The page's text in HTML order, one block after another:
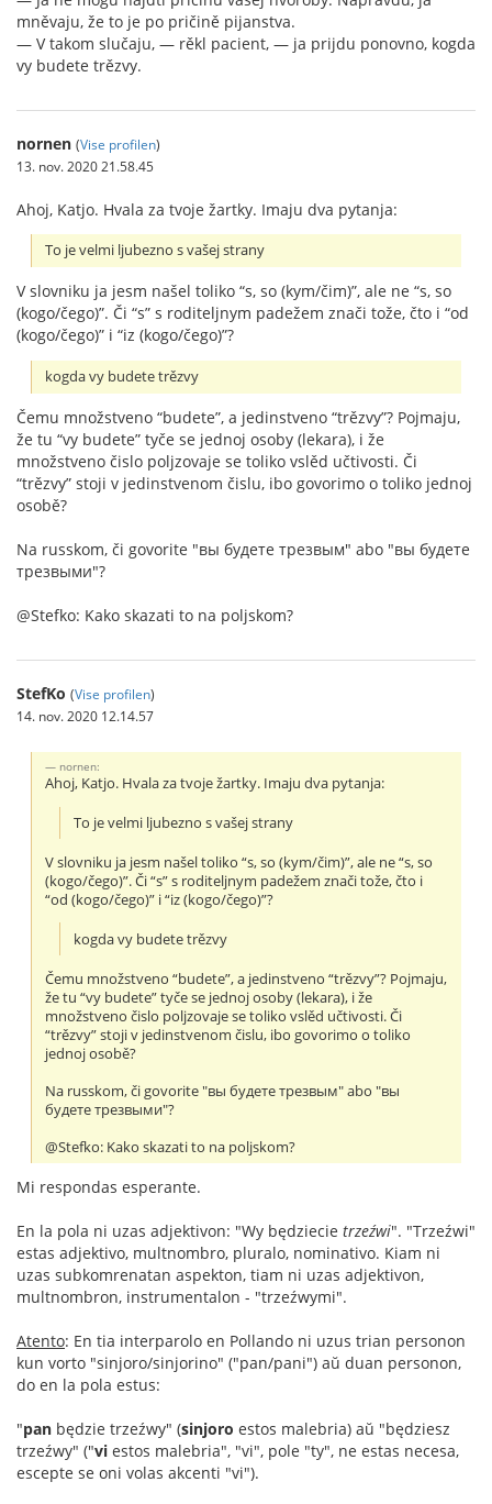
mněvaju, že to je po pričině pijanstva.
— V takom slučaju, — rěkl pacient, — ja prijdu ponovno, kogda
vy budete trězvy.
nornen (Vise profilen)
13. nov. 2020 21.58.45
Ahoj, Katjo. Hvala za tvoje žartky. Imaju dva pytanja:
To je velmi ljubezno s vašej strany
V slovniku ja jesm našel toliko “s, so (kym/čim)”, ale ne “s, so
(kogo/čego)”. Či “s” s roditeljnym padežem znači tože, čto i “od
(kogo/čego)” i “iz (kogo/čego)”?
kogda vy budete trězvy
Čemu množstveno “budete”, a jedinstveno “trězvy”? Pojmaju,
že tu “vy budete” tyče se jednoj osoby (lekara), i že
množstveno čislo poljzovaje se toliko vslěd učtivosti. Či
“trězvy” stoji v jedinstvenom čislu, ibo govorimo o toliko jednoj
osobě?
Na russkom, či govorite "вы будете трезвым" abo "вы будете
трезвыми"?
@Stefko: Kako skazati to na poljskom?
StefKo (Vise profilen)
14. nov. 2020 12.14.57
nornen:
Ahoj, Katjo. Hvala za tvoje žartky. Imaju dva pytanja:
To je velmi ljubezno s vašej strany
V slovniku ja jesm našel toliko “s, so (kym/čim)”, ale ne “s, so
(kogo/čego)”. Či “s” s roditeljnym padežem znači tože, čto i
“od (kogo/čego)” i “iz (kogo/čego)”?
kogda vy budete trězvy
Čemu množstveno “budete”, a jedinstveno “trězvy”? Pojmaju,
že tu “vy budete” tyče se jednoj osoby (lekara), i že
množstveno čislo poljzovaje se toliko vslěd učtivosti. Či
“trězvy” stoji v jedinstvenom čislu, ibo govorimo o toliko
jednoj osobě?
Na russkom, či govorite "вы будете трезвым" abo "вы
будете трезвыми"?
@Stefko: Kako skazati to na poljskom?
Mi respondas esperante.
En la pola ni uzas adjektivon: "Wy będziecie trzeźwi". "Trzeźwi"
estas adjektivo, multnombro, pluralo, nominativo. Kiam ni
uzas subkomrenatan aspekton, tiam ni uzas adjektivon,
multnombron, instrumentalon - "trzeźwymi".
Atento: En tia interparolo en Pollando ni uzus trian personon
kun vorto "sinjoro/sinjorino" ("pan/pani") aŭ duan personon,
do en la pola estus:
"pan będzie trzeźwy" (sinjoro estos malebria) aŭ "będziesz
trzeźwy" ("vi estos malebria", "vi", pole "ty", ne estas necesa,
escepte se oni volas akcenti "vi").